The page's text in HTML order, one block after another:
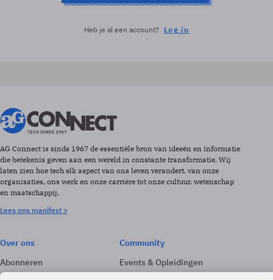
Heb je al een account? Log in
AG Connect is sinds 1967 de essentiële bron van ideeën en informatie
die betekenis geven aan een wereld in constante transformatie. Wij
laten zien hoe tech elk aspect van ons leven verandert, van onze
organisaties, ons werk en onze carrière tot onze cultuur, wetenschap
en maatschappij.
Lees ons manifest >
Over ons
Abonneren
Adverteren
Community
Events & Opleidingen
Nieuwsbrieven